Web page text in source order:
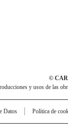
©
y usos de las
Datos Política de